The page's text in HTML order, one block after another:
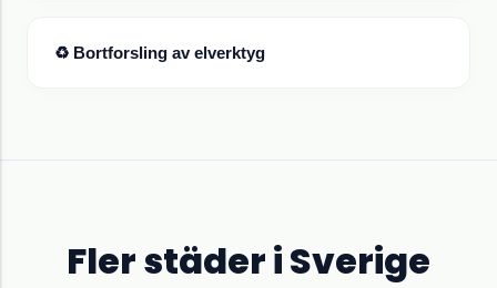
♻ Bortforsling avelverktyg
Fler städer i Sverige